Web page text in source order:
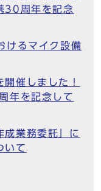
30周年を記念
けるマイク設備
催しました！
年を記念して
成業務委託」に
いて